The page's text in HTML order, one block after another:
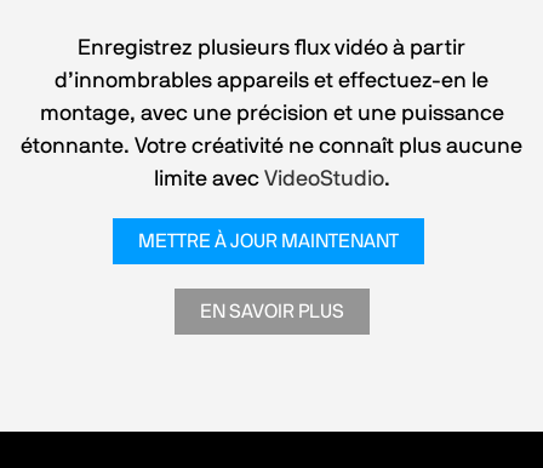
Enregistrez plusieurs flux vidéo à partir
d’innombrables appareils et effectuez-en le
montage, avec une précision et une puissance
étonnante. Votre créativité ne connaît plus aucune
limite avec VideoStudio.
METTRE À JOUR MAINTENANT
EN SAVOIR PLUS